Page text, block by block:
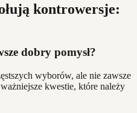
kontrowersje:
dobry pomysł?
wyborów, ale nie zawsze
kwestie, które należy